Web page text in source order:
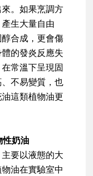
。如果烹調方
生大量自由
合成，更會傷
的發炎反應失
常溫下呈現固
不易變質，也
這類植物油更
性奶油
要以液態的大
油在實驗室中